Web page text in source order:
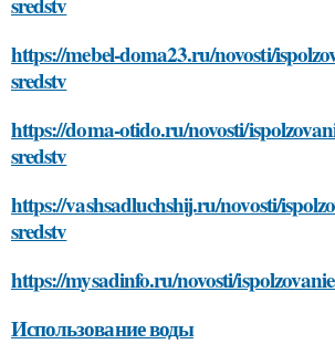
https://mebel-doma23.ru/novosti/
sredstv
https://doma-otido.ru/novosti/
sredstv
https://vashsadluchshij.ru/novosti/
sredstv
https://mysadinfo.ru/novosti/
Использование воды